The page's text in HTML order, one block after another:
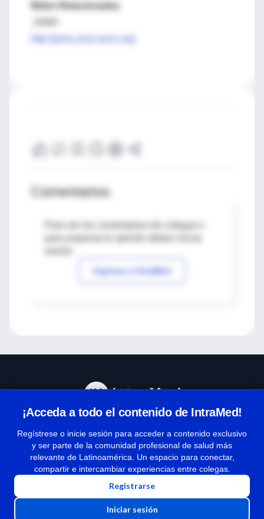
Webs Relacionadas
Comentarios
Para ver los comentarios de colegas o
Ingresar a IntraMed
¡Acceda a todo el contenido de IntraMed!
Regístrese o inicie sesión para acceder a contenido exclusivo
y ser parte de la comunidad profesional de salud más
relevante de Latinoamérica. Un espacio para conectar,
compartir e intercambiar experiencias entre colegas.
Registrarse
Iniciar sesión
Términos y condiciones
| Políticas de privacidad
| Todos los derechos reservados | Copyright 1997-2026